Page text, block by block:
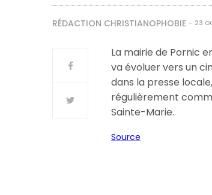
RÉDACTION CHRISTIANOPHOBIE 23
La mairie de Pornic
va évoluer vers un
dans la presse
régulièrement
Sainte-Marie.
Source